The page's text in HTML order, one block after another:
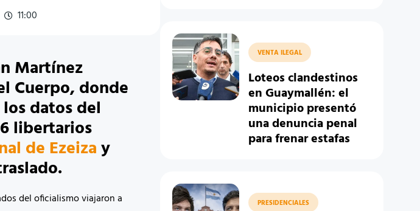
11:00
Martínez
Cuerpo, donde
datos del
libertarios
de Ezeizay
del oficialismo viajaron a
VENTA ILEGAL
Loteos clandestinos
en Guaymallén: el
municipio presentó
una denuncia penal
para frenar estafas
PRESIDENCIALES